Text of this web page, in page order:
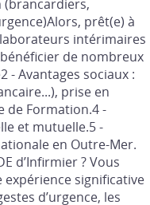
(brancardiers,
prêt(e) à
intérimaires
de nombreux
- Avantages sociaux :
prise en
de Formation.4 -
et mutuelle.5 -
en Outre-Mer.
d’Infirmier ? Vous
expérience significative
d’urgence, les